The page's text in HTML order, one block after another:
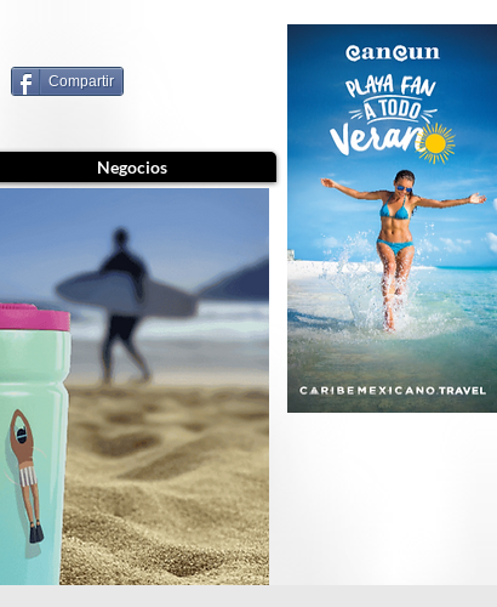
Compartir
Negocios